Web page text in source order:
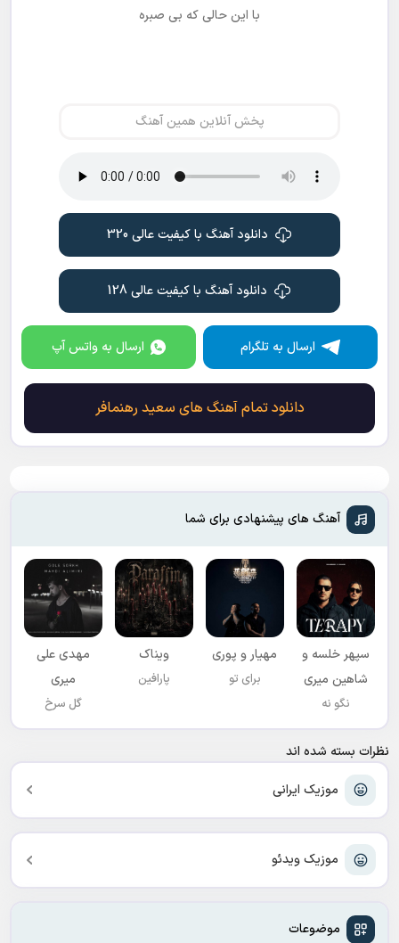
موزیک ایرانی
موزیک ویدئو
موضوعات
با این حالی که بی صبره
پخش آنلاین همین آهنگ
دانلود آهنگ با کیفیت عالی 320
دانلود آهنگ با کیفیت عالی 128
ارسال به تلگرام ارسال به واتس آپ
دانلود تمام آهنگ های سعید رهنمافر
آهنگ های پیشنهادی برای شما
سپهر خلسه و
شاهین میری
نگو نه
مهیار و پوری
برای تو
ویناک
پارافین
مهدی علی
میری
گل سرخ
نظرات بسته شده اند